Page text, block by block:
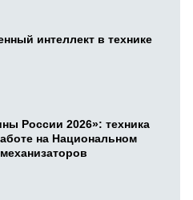
интеллект в технике
России 2026»: техника
на Национальном